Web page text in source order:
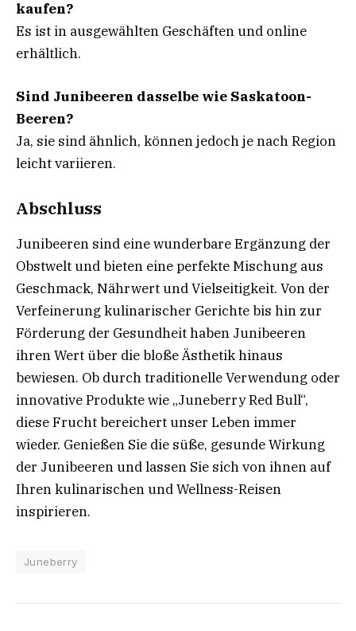
kaufen?
Es ist in ausgewählten Geschäften und online
erhältlich.
Sind Junibeeren dasselbe wie Saskatoon-
Beeren?
Ja, sie sind ähnlich, können jedoch je nach Region
leicht variieren.
Abschluss
Junibeeren sind eine wunderbare Ergänzung der
Obstwelt und bieten eine perfekte Mischung aus
Geschmack, Nährwert und Vielseitigkeit. Von der
Verfeinerung kulinarischer Gerichte bis hin zur
Förderung der Gesundheit haben Junibeeren
ihren Wert über die bloße Ästhetik hinaus
bewiesen. Ob durch traditionelle Verwendung oder
innovative Produkte wie „Juneberry Red Bull“,
diese Frucht bereichert unser Leben immer
wieder. Genießen Sie die süße, gesunde Wirkung
der Junibeeren und lassen Sie sich von ihnen auf
Ihren kulinarischen und Wellness-Reisen
inspirieren.
Juneberry